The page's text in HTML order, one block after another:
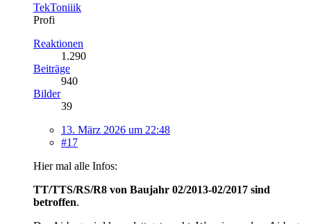
TekToniiik
Profi
Reaktionen
1.290
Beiträge
940
Bilder
39
13. März 2026 um 22:48
#17
Hier mal alle Infos:
TT/TTS/RS/R8 von Baujahr 02/2013-02/2017 sind
betroffen.